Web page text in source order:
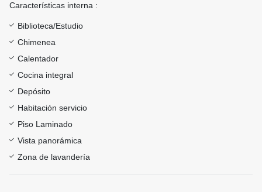
Características interna :
Biblioteca/Estudio
Chimenea
Calentador
Cocina integral
Depósito
Habitación servicio
Piso Laminado
Vista panorámica
Zona de lavandería